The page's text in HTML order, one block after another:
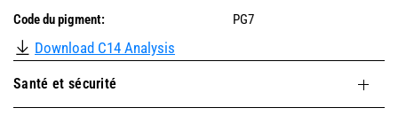
Code du pigment:
PG7
Download C14 Analysis
Santé et sécurité